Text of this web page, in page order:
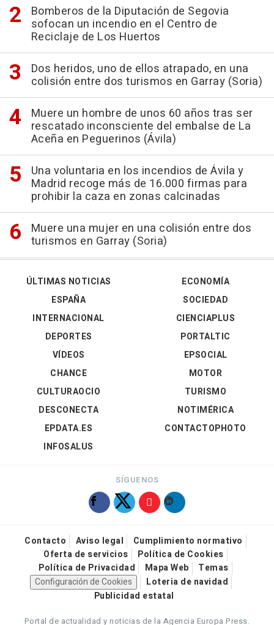
Bomberos de la Diputación de Segovia
sofocan un incendio en el Centro de
Reciclaje de Los Huertos
Dos heridos, uno de ellos atrapado, en una
colisión entre dos turismos en Garray (Soria)
Muere un hombre de unos 60 años tras ser
rescatado inconsciente del embalse de La
Aceña en Peguerinos (Ávila)
Una voluntaria en los incendios de Ávila y
Madrid recoge más de 16.000 firmas para
prohibir la caza en zonas calcinadas
Muere una mujer en una colisión entre dos
turismos en Garray (Soria)
ÚLTIMAS NOTICIAS
ESPAÑA
INTERNACIONAL
DEPORTES
VÍDEOS
ECONOMÍA
SOCIEDAD
CIENCIAPLUS
PORTALTIC
EPSOCIAL
CHANCE
CULTURAOCIO
DESCONECTA
EPDATA.ES
INFOSALUS
MOTOR
TURISMO
NOTIMÉRICA
CONTACTOPHOTO
SÍGUENOS
Contacto Aviso legal
Cumplimiento normativo
Oferta de servicios
Política de Cookies
Política de Privacidad
Mapa Web
Temas
Configuración de Cookies
Loteria de navidad
Publicidad estatal
Portal de actualidad y noticias de la Agencia Europa Press.